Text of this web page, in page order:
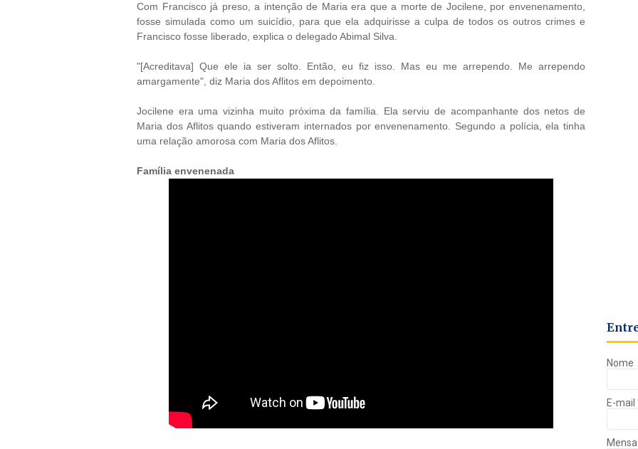
Com Francisco já preso, a intenção de Maria era que a morte de Jocilene, por envenenamento,
fosse simulada como um suicídio, para que ela adquirisse a culpa de todos os outros crimes e
Francisco fosse liberado, explica o delegado Abimal Silva.
"[Acreditava] Que ele ia ser solto. Então, eu fiz isso. Mas eu me arrependo. Me arrependo
amargamente", diz Maria dos Aflitos em depoimento.
Jocilene era uma vizinha muito próxima da família. Ela serviu de acompanhante dos netos de
Maria dos Aflitos quando estiveram internados por envenenamento. Segundo a polícia, ela tinha
uma relação amorosa com Maria dos Aflitos.
Família envenenada
Nome
E-mail